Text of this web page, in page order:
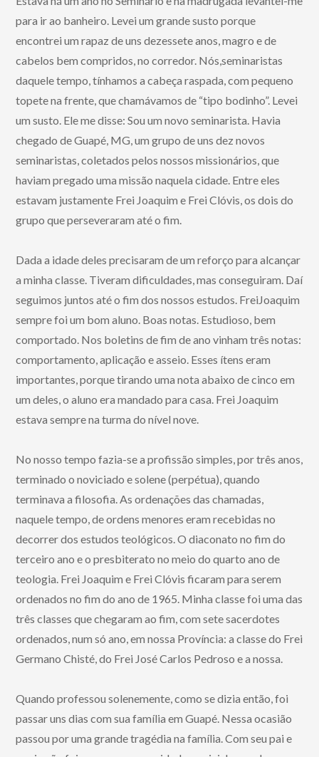
para ir ao banheiro. Levei um grande susto porque
encontrei um rapaz de uns dezessete anos, magro e de
cabelos bem compridos, no corredor. Nós,seminaristas
daquele tempo, tínhamos a cabeça raspada, com pequeno
topete na frente, que chamávamos de “tipo bodinho”. Levei
um susto. Ele me disse: Sou um novo seminarista. Havia
chegado de Guapé, MG, um grupo de uns dez novos
seminaristas, coletados pelos nossos missionários, que
haviam pregado uma missão naquela cidade. Entre eles
estavam justamente Frei Joaquim e Frei Clóvis, os dois do
grupo que perseveraram até o fim.
Dada a idade deles precisaram de um reforço para alcançar
a minha classe. Tiveram dificuldades, mas conseguiram. Daí
seguimos juntos até o fim dos nossos estudos. FreiJoaquim
sempre foi um bom aluno. Boas notas. Estudioso, bem
comportado. Nos boletins de fim de ano vinham três notas:
comportamento, aplicação e asseio. Esses ítens eram
importantes, porque tirando uma nota abaixo de cinco em
um deles, o aluno era mandado para casa. Frei Joaquim
estava sempre na turma do nível nove.
No nosso tempo fazia-se a profissão simples, por três anos,
terminado o noviciado e solene (perpétua), quando
terminava a filosofia. As ordenações das chamadas,
naquele tempo, de ordens menores eram recebidas no
decorrer dos estudos teológicos. O diaconato no fim do
terceiro ano e o presbiterato no meio do quarto ano de
teologia. Frei Joaquim e Frei Clóvis ficaram para serem
ordenados no fim do ano de 1965. Minha classe foi uma das
três classes que chegaram ao fim, com sete sacerdotes
ordenados, num só ano, em nossa Província: a classe do Frei
Germano Chisté, do Frei José Carlos Pedroso e a nossa.
Quando professou solenemente, como se dizia então, foi
passar uns dias com sua família em Guapé. Nessa ocasião
passou por uma grande tragédia na família. Com seu pai e